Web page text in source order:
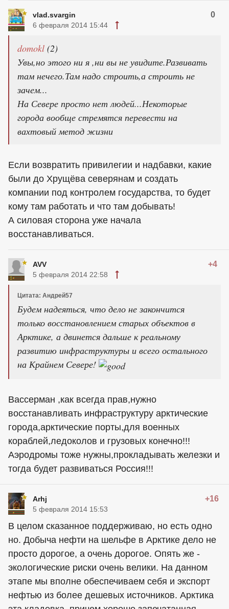
vlad.svargin 0
6 февраля 2014 15:44
domokl (2)
Увы,но этого ни я ,ни вы не увидите.Развивать
там нечего.Там надо строить,а строить не
зачем...
На Севере просто нет людей...Некоторые
города вообще стремятся перевести на
вахтовый метод жизни
Если возвратить привилегии и надбавки, какие
были до Хрущёва северянам и создать
компании под контролем государства, то будет
кому там работать и что там добывать!
А силовая сторона уже начала
восстанавливаться.
AVV +4
5 февраля 2014 22:58
Цитата: Андрей57
Будем надеяться, что дело не закончится
только восстановлением старых объектов в
Арктике, а двинется дальше к реальному
развитию инфраструктуры и всего остального
на Крайнем Севере!
Вассерман ,как всегда прав,нужно
восстанавливать инфраструктуру арктические
города,арктические порты,для военных
кораблей,ледоколов и грузовых конечно!!!
Аэродромы тоже нужны,прокладывать железки и
тогда будет развиваться Россия!!!
Arhj +16
5 февраля 2014 15:53
В целом сказанное поддерживаю, но есть одно
но. Добыча нефти на шельфе в Арктике дело не
просто дорогое, а очень дорогое. Опять же -
экологические риски очень велики. На данном
этапе мы вполне обеспечиваем себя и экспорт
нефтью из более дешевых источников. Арктика